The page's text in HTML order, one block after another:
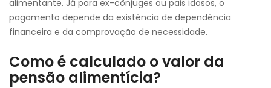
alimentante. Já para ex-cônjuges ou pais idosos, o
pagamento depende da existência de dependência
financeira e da comprovação de necessidade.
Como é calculado o valor da
pensão alimentícia?